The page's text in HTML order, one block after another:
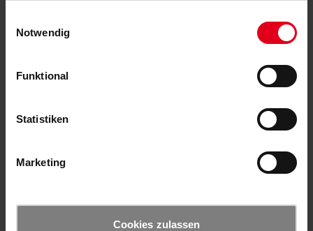
Notwendig
Funktional
Statistiken
Marketing
Cookies zulassen